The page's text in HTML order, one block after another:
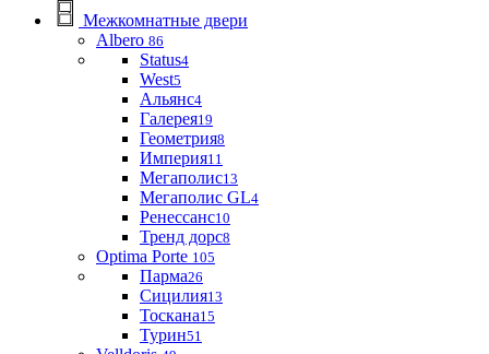
Межкомнатные двери
Albero 86
Status4
West5
Альянс4
Галерея19
Геометрия8
Империя11
Мегаполис13
Мегаполис GL4
Ренессанс10
Тренд дорс8
Optima Porte 105
Парма26
Сицилия13
Тоскана15
Турин51